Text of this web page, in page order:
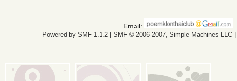
Email:
Powered by SMF 1.1.2| SMF © 2006-2007, Simple Machines LLC|